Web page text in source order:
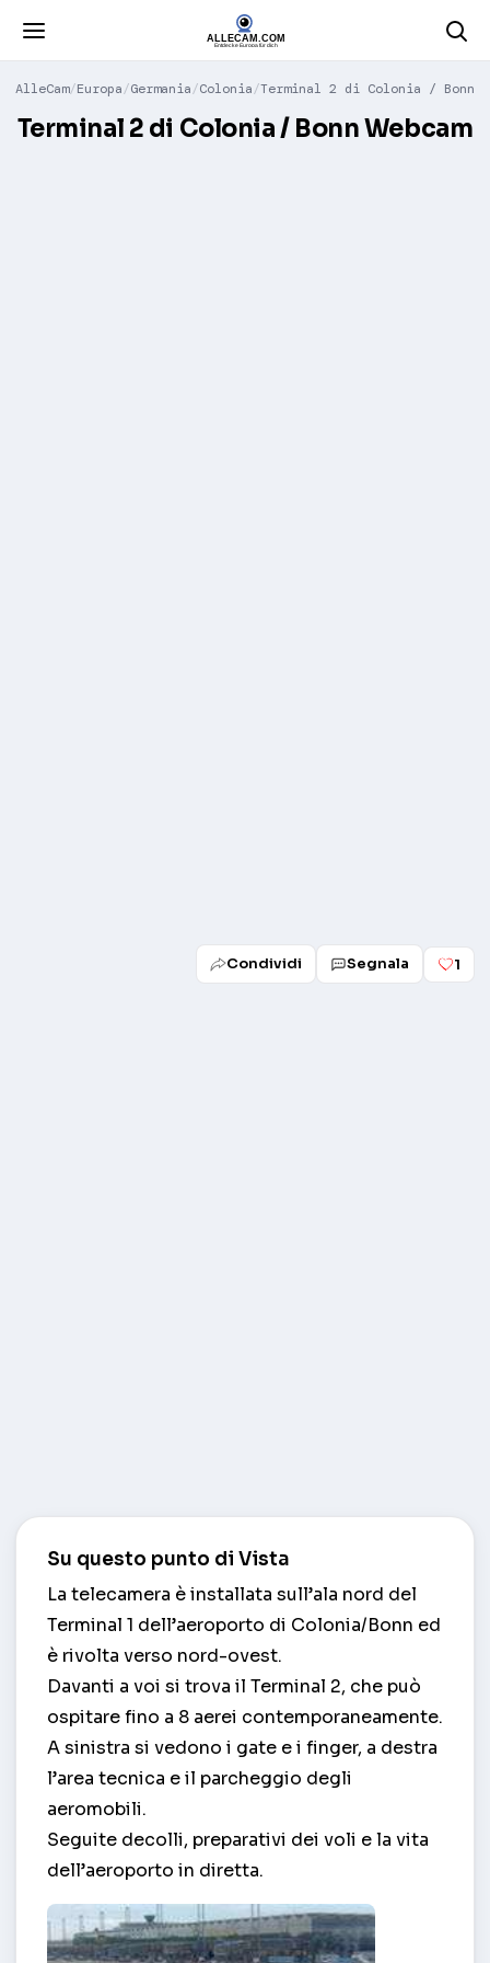
AlleCam Europa Germania Colonia Terminal 2 di Colonia / Bonn
Terminal 2 di Colonia / Bonn Webcam
Condividi Segnala 1
Su questo punto di Vista
La telecamera è installata sull’ala nord del
Terminal 1 dell’aeroporto di Colonia/Bonn ed
è rivolta verso nord-ovest.
Davanti a voi si trova il Terminal 2, che può
ospitare fino a 8 aerei contemporaneamente.
A sinistra si vedono i gate e i finger, a destra
l’area tecnica e il parcheggio degli
aeromobili.
Seguite decolli, preparativi dei voli e la vita
dell’aeroporto in diretta.